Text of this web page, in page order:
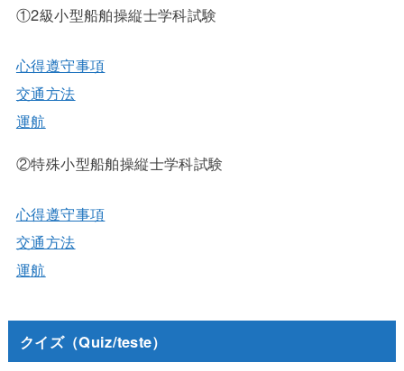
①2級小型船舶操縦士学科試験
心得遵守事項
交通方法
運航
②特殊小型船舶操縦士学科試験
心得遵守事項
交通方法
運航
クイズ（Quiz/teste）